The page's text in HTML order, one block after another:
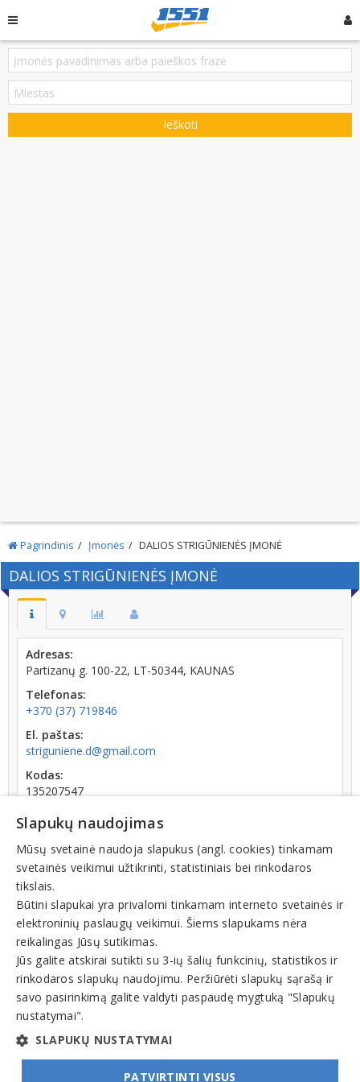
Ieškoti
Pagrindinis Įmonės DALIOS STRIGŪNIENĖS ĮMONĖ
DALIOS STRIGŪNIENĖS ĮMONĖ
Adresas:
Partizanų g. 100-22, LT-50344, KAUNAS
Telefonas:
+370 (37) 719846
El. paštas:
striguniene.d@gmail.com
Kodas:
135207547
Registracijos data:
1998-07-31
Teisinis statusas: išregistruotas (nuo 2025-06-17)
Veiklos sritys
Prekyba
Mažmeninė prekyba
Slapukų naudojimas
Mūsų svetainė naudoja slapukus (angl. cookies) tinkamam
svetainės veikimui užtikrinti, statistiniais bei rinkodaros
tikslais.
Būtini slapukai yra privalomi tinkamam interneto svetainės ir
elektroninių paslaugų veikimui. Šiems slapukams nėra
reikalingas Jūsų sutikimas.
Jūs galite atskirai sutikti su 3-ių šalių funkcinių, statistikos ir
rinkodaros slapukų naudojimu. Peržiūrėti slapukų sąrašą ir
savo pasirinkimą galite valdyti paspaudę mygtuką "Slapukų
nustatymai".
SLAPUKŲ NUSTATYMAI
PATVIRTINTI VISUS